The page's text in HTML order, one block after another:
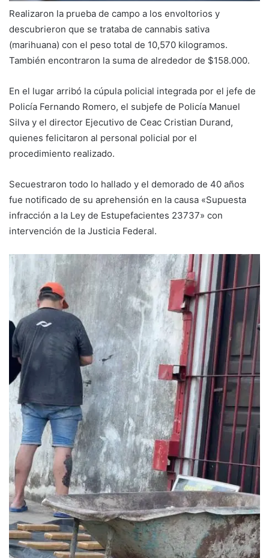
Realizaron la prueba de campo a los envoltorios y
descubrieron que se trataba de cannabis sativa
(marihuana) con el peso total de 10,570 kilogramos.
También encontraron la suma de alrededor de $158.000.
En el lugar arribó la cúpula policial integrada por el jefe de
Policía Fernando Romero, el subjefe de Policía Manuel
Silva y el director Ejecutivo de Ceac Cristian Durand,
quienes felicitaron al personal policial por el
procedimiento realizado.
Secuestraron todo lo hallado y el demorado de 40 años
fue notificado de su aprehensión en la causa «Supuesta
infracción a la Ley de Estupefacientes 23737» con
intervención de la Justicia Federal.